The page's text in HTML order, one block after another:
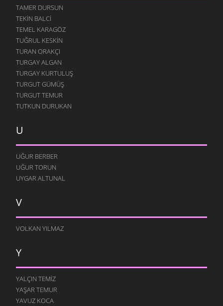
TAMER DURSUN
TEKIN BALCI
TEMEL KARAGÖZ
TUĞRUL KESKIN
TURAN ORAKÇI
TURGAY ALGAN
TURGAY KURTULUŞ
TURGUT GÜMÜŞ
TURGUT TEMUR
TUTKUN DURUKAN
U
UĞUR BERBER
UĞUR TORUN
UYGAR ALTUNAL
V
VOLKAN YILMAZ
Y
YALÇIN TEMIZ
YAŞAR TEMUR
YAVUZ KOCA